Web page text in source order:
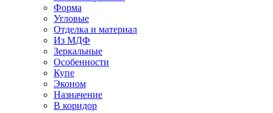
Форма
Угловые
Отделка и материал
Из МДФ
Зеркальные
Особенности
Купе
Эконом
Назначение
В коридор